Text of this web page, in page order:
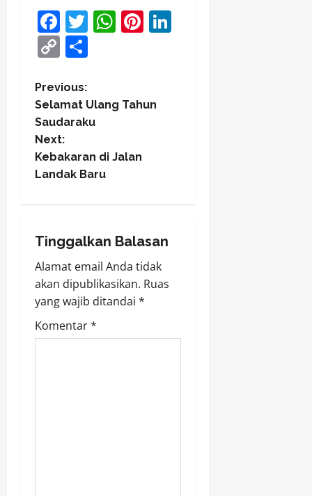
Facebook
Twitter
WhatsApp
Pinterest
Copy
Link
P
o
s
t
a
v
i
g
Previous:
Selamat Ulang Tahun
Saudaraku
Next:
Kebakaran di Jalan
Landak Baru
Tinggalkan Balasan
Alamat email Anda tidak
akan dipublikasikan. Ruas
yang wajib ditandai *
Komentar*